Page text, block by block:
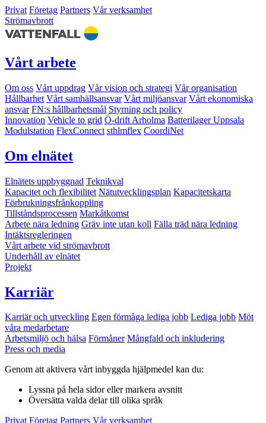
Privat Företag Partners Vår verksamhet
Strömavbrott
Vårt arbete
Om oss Vårt uppdrag Vår vision och strategi Vår organisation
Hållbarhet Vårt samhällsansvar Vårt miljöansvar Vårt ekonomiska
ansvar FN:s hållbarhetsmål Styrning och policy
Innovation Vehicle to grid Ö-drift Arholma Batterilager Uppsala
Modulstation FlexConnect sthlmflex CoordiNet
Om elnätet
Elnätets uppbyggnad Teknikval
Kapacitet och flexibilitet Nätutvecklingsplan Kapacitetskarta
Förbrukningsfrånkoppling
Tillståndsprocessen Markåtkomst
Arbete nära ledning Gräv inte utan koll Fälla träd nära ledning
Intäktsregleringen
Vårt arbete vid strömavbrott
Underhåll av elnätet
Projekt
Karriär
Karriär och utveckling Egen förmåga lediga jobb Lediga jobb Möt
våra medarbetare
Arbetsmiljö och hälsa Förmåner Mångfald och inkludering
Press och media
Genom att aktivera vårt inbyggda hjälpmedel kan du:
Lyssna på hela sidor eller markera avsnitt
Översätta valda delar till olika språk
Privat Företag Partners Vår verksamhet